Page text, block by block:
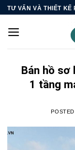
Skip
content
TƯ VẤN VÀ THIẾT KẾ
Bán hồ sơ
1 tầng